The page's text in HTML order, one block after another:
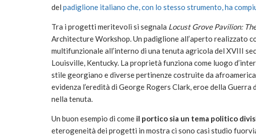
del padiglione italiano che, con lo stesso strumento, ha
Tra i progetti meritevoli si segnala Locust Grove Pavilion:
Architecture Workshop.Un padiglione all’aperto realizzato
multifunzionale all’interno di una tenuta agricola del XVIII
Louisville, Kentucky. La proprietà funziona come luogo
stile georgiano e diverse pertinenze costruite da
evidenza l’eredità di George Rogers Clark, eroe della
nella tenuta.
Un buon esempio di come il portico sia un tema politico
eterogeneità dei progetti in mostra ci sono casi studio